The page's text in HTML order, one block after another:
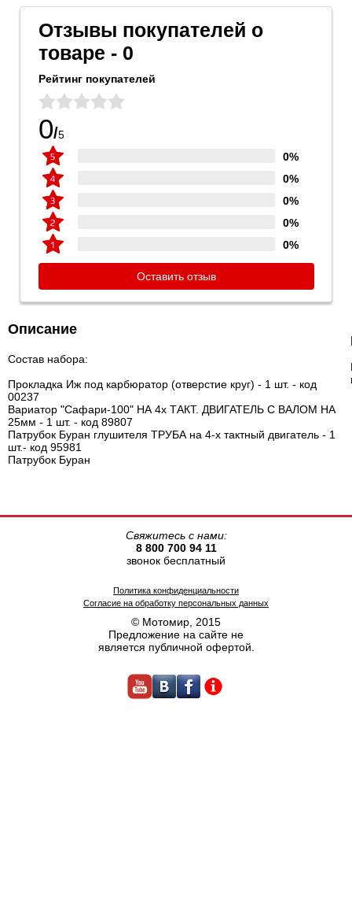
Отзывы покупателей о
товаре - 0
Рейтинг покупателей
0/5
0%
0%
0%
0%
0%
Оставить отзыв
Описание
Состав набора:
Прокладка Иж под карбюратор (отверстие круг) - 1 шт. - код
00237
Вариатор "Сафари-100" НА 4х ТАКТ. ДВИГАТЕЛЬ С ВАЛОМ НА
25мм - 1 шт. - код 89807
Патрубок Буран глушителя ТРУБА на 4-х тактный двигатель - 1
шт.- код 95981
Патрубок Буран
© Мотомир, 2015
Предложение на сайте не
является публичной офертой.
Политика конфиденциальности
Согласие на обработку персональных данных
Свяжитесь с нами:
8 800 700 94 11
звонок бесплатный